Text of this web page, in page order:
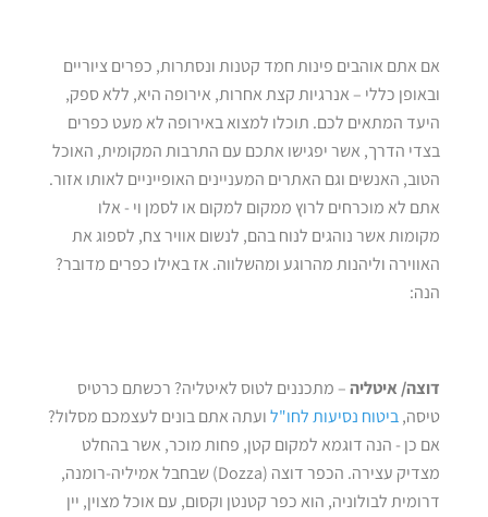
אם אתם אוהבים פינות חמד קטנות ונסתרות, כפרים ציוריים
ובאופן כללי – אנרגיות קצת אחרות, אירופה היא, ללא ספק,
היעד המתאים לכם. תוכלו למצוא באירופה לא מעט כפרים
בצדי הדרך, אשר יפגישו אתכם עם התרבות המקומית, האוכל
הטוב, האנשים וגם האתרים המעניינים האופייניים לאותו אזור.
אתם לא מוכרחים לרוץ ממקום למקום או לסמן וי - אלו
מקומות אשר נוהגים לנוח בהם, לנשום אוויר צח, לספוג את
האווירה וליהנות מהרוגע ומהשלווה. אז באילו כפרים מדובר?
הנה:
דוצה/ איטליה– מתכננים לטוס לאיטליה? רכשתם כרטיס
טיסה,ביטוח נסיעות לחו"לועתה אתם בונים לעצמכם מסלול?
אם כן - הנה דוגמא למקום קטן, פחות מוכר, אשר בהחלט
מצדיק עצירה. הכפר דוצה (Dozza) שבחבל אמיליה-רומנה,
דרומית לבולוניה, הוא כפר קטנטן וקסום, עם אוכל מצוין, יין